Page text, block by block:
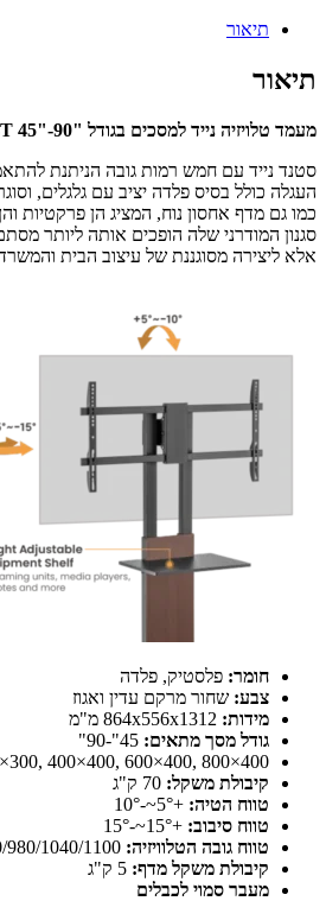
תיאור
תיאור
מעמד טלויזיה נייד למסכים בגודל "90-"45 FS46-48T
סטנד נייד עם חמש רמות גובה הניתנת
העגלה כולל בסיס פלדה יציב עם גלגלים,
כמו גם מדף אחסון נוח, המציג הן פרקטיות
סגנון המודרני שלה הופכים אותה ליותר
אלא ליצירה מסוגננת של עיצוב הבית
חומר: פלסטיק, פלדה
צבע: שחור מרקם עדין ואגוז
מידות: 864x556x1312 מ"מ
גודל מסך מתאים: 45"-90"
400×400, 600×400, 800×400
קיבולת משקל: 70 ק"ג
טווח הטיה: +5°~-10°
טווח סיבוב: +15°~-15°
טווח גובה הטלוויזיה: 860/920/980/
קיבולת משקל מדף: 5 ק"ג
מעבר סמוי לכבלים